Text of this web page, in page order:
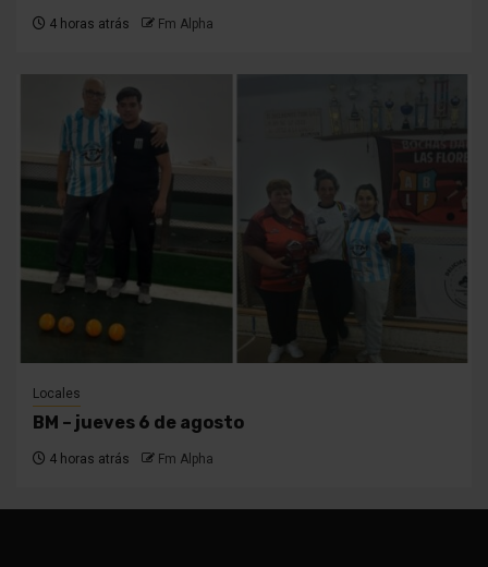
4 horas atrás Fm Alpha
Locales
BM – jueves 6 de agosto
4 horas atrás Fm Alpha